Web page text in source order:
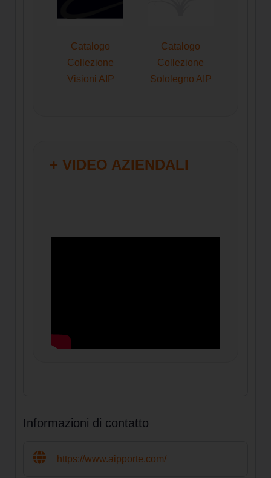
Catalogo
Collezione
Visioni AIP
Catalogo
Collezione
Sololegno AIP
+ VIDEO AZIENDALI
Informazioni di contatto
https://www.aipporte.com/